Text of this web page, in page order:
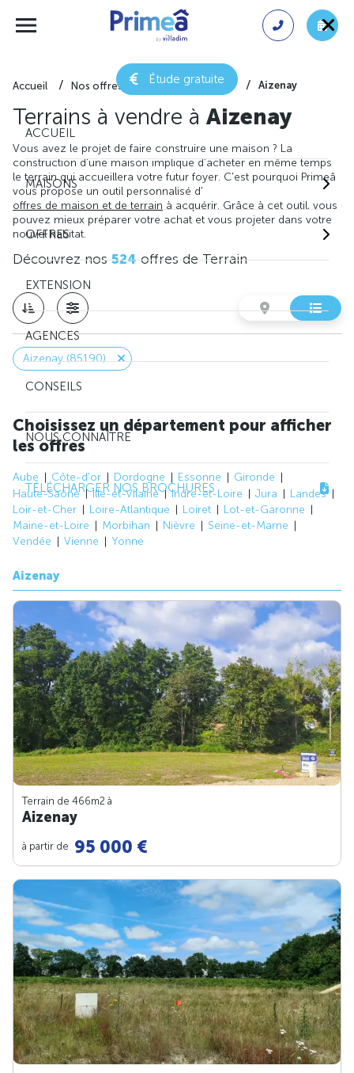
Étude gratuite
ACCUEIL
MAISONS
OFFRES
EXTENSION
AGENCES
CONSEILS
NOUS CONNAÎTRE
TÉLÉCHARGER NOS BROCHURES
Accueil Nos offres de terrain Vendée Aizenay
Terrains à vendre à Aizenay
Vous avez le projet de faire construire une maison ? La
construction d'une maison implique d'acheter en même temps
le terrain qui accueillera votre futur foyer. C'est pourquoi Primeâ
vous propose un outil personnalisé d'
offres de maison et de terrain à acquérir. Grâce à cet outil, vous
pouvez mieux préparer votre achat et vous projeter dans votre
nouvel habitat.
Découvrez nos524offres de Terrain
Aizenay (85190)
Choisissez un département pour afficher
les offres
Aube Côte-d'or Dordogne Essonne
Gironde
Haute-Saône
Ille-et-Vilaine Indre-et-Loire Jura
Landes
Loir-et-Cher
Loire-Atlantique Loiret
Lot-et-Garonne
Maine-et-Loire
Morbihan Nièvre
Seine-et-Marne
Vendée
Vienne Yonne
Aizenay
Terrain de 466m2 à
Aizenay
à partir de 95 000 €